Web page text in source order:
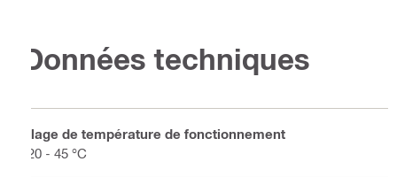
Données techniques
Plage de température de fonctionnement
-20 - 45 °C